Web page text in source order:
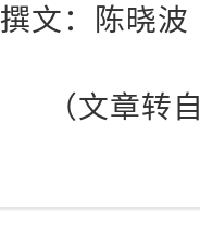
撰文：陈晓波
（文章转